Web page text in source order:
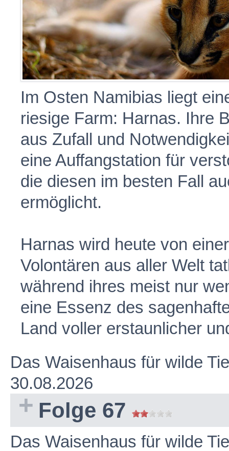
Im Osten Namibias liegt
riesige Farm: Harnas. Ihre
aus Zufall und
eine Auffangstation für
die diesen im besten Fall
ermöglicht.
Harnas wird heute von
Volontären aus aller Welt
während ihres meist nur
eine Essenz des
Land voller erstaunlicher
Das Waisenhaus für wilde
30.08.2026
Folge 67
Das Waisenhaus für wilde